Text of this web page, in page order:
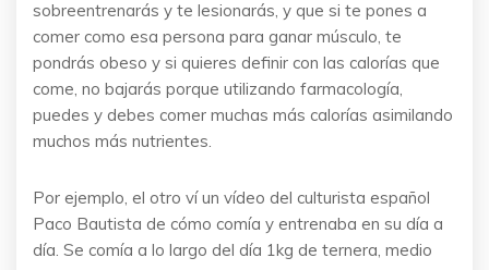
sobreentrenarás y te lesionarás, y que si te pones a
comer como esa persona para ganar músculo, te
pondrás obeso y si quieres definir con las calorías que
come, no bajarás porque utilizando farmacología,
puedes y debes comer muchas más calorías asimilando
muchos más nutrientes.
Por ejemplo, el otro ví un vídeo del culturista español
Paco Bautista de cómo comía y entrenaba en su día a
día. Se comía a lo largo del día 1kg de ternera, medio